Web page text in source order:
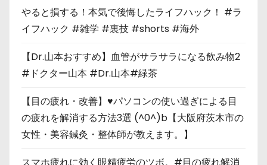
やると損する！本気で後悔したライフハック！ #ラ
イフハック #雑学 #裏技 #shorts #海外
【Dr.山本おすすめ】血管がサラサラになる飲み物2
#ドクター山本 #Dr.山本#緑茶
【目の疲れ・改善】♥パソコンの使い過ぎによる目
の疲れを解消する方法3選 (^0^)b【大阪府茨木市の
女性・美容鍼灸・整体師が教えます。】